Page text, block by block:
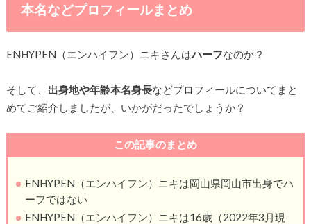
本名などプロフィールまとめ
ENHYPEN（エンハイフン）ニキさんはハーフなのか？
そして、 出身地や年齢本名身長などプロフィールについてまと
めてご紹介しましたが、いかがだったでしょうか？
この記事のまとめ
ENHYPEN（エンハイフン）ニキは岡山県岡山市出身でハ
ーフではない
ENHYPEN（エンハイフン）ニキは16歳（2022年3月現